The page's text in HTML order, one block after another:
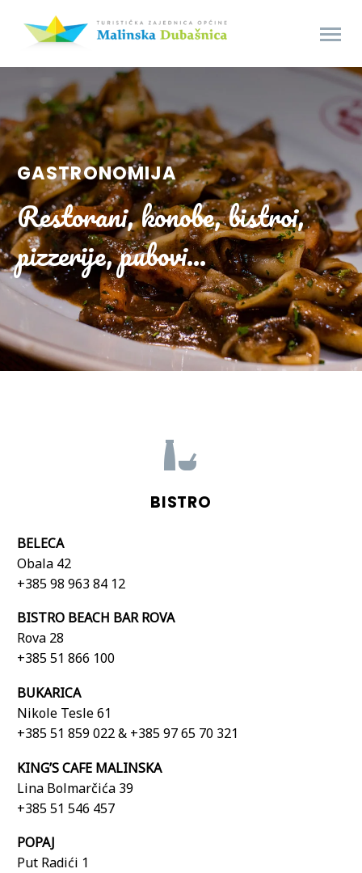
GASTRONOMIJA
Restorani, konobe, bistroi,
pizzerije, pubovi...


BISTRO
BELECA
Obala 42
+385 98 963 84 12
BISTRO BEACH BAR ROVA
Rova 28
+385 51 866 100
BUKARICA
Nikole Tesle 61
+385 51 859 022 & +38597 65 70 321
KING’S CAFE MALINSKA
Lina Bolmarčića 39
+385 51 546 457
POPAJ
Put Radići 1